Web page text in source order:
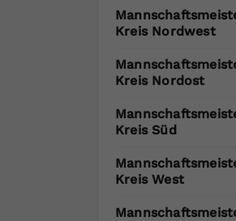
Kreis Nordwest
Kreis Nordost
Kreis Süd
Kreis West